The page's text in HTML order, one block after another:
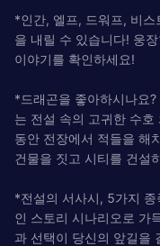
*인간, 엘프, 드워프, 비
을 내릴 수 있습니다! 웅
이야기를 확인하세요!
*드래곤을 좋아하시나요
는 전설 속의 고귀한 수
동안 전장에서 적들을 해
건물을 짓고 시티를 건설
*전설의 서사시, 5가지
인 스토리 시나리오로 가
과 선택이 당신의 앞길을